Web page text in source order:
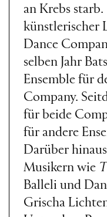
an Krebs
künstlerischer
Dance
selben Jahr
Ensemble für
Company.
für beide
für andere
Darüber
Musikern wie
Balleli und
Grischa